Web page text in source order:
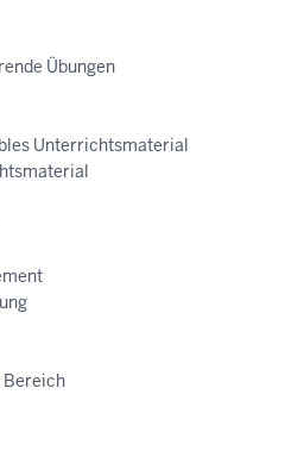
Übungen
Unterrichtsmaterial